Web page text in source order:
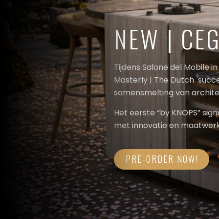
NEW |
Tijdens Salone del Mobile
Masterly | The Dutch
samensmelting van
Het eerste “by KNOPS”
met innovatie en
PRE-ORDER NOW!